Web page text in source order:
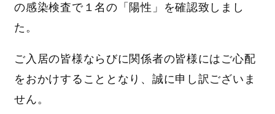
の感染検査で１名の「陽性」を確認致しまし
た。
ご入居の皆様ならびに関係者の皆様にはご心配
をおかけすることとなり、誠に申し訳ございま
せん。